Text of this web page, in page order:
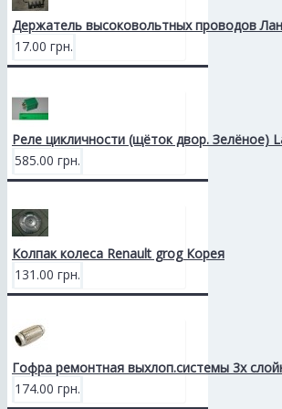
Держатель высоковольтных проводов
17.00 грн.
Реле цикличности (щёток двор. Зелёное)
585.00 грн.
Колпак колеса Renault grog Корея
131.00 грн.
Гофра ремонтная выхлоп.системы 3х
174.00 грн.